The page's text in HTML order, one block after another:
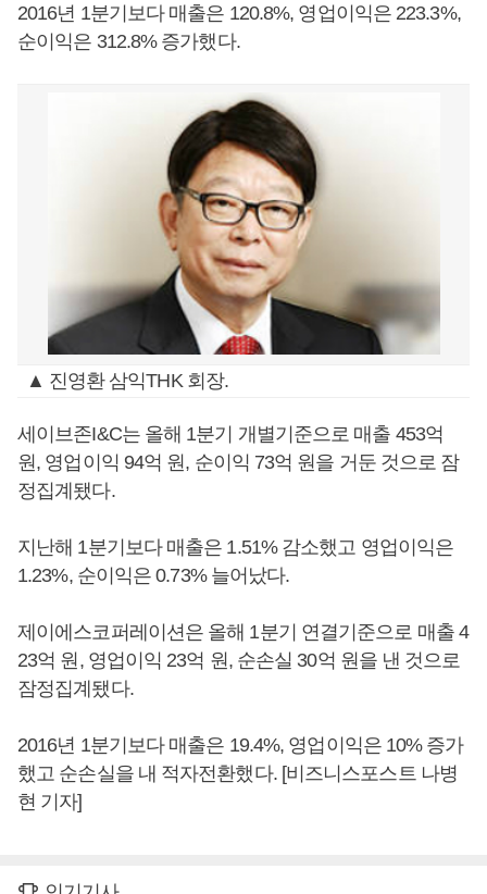
2016년 1분기보다 매출은 120.8%, 영업이익은 223.3%,
순이익은 312.8% 증가했다.
▲ 진영환 삼익THK 회장.
세이브존I&C는 올해 1분기 개별기준으로 매출 453억
원, 영업이익 94억 원, 순이익 73억 원을 거둔 것으로 잠
정집계됐다.
지난해 1분기보다 매출은 1.51% 감소했고 영업이익은
1.23%, 순이익은 0.73% 늘어났다.
제이에스코퍼레이션은 올해 1분기 연결기준으로 매출 4
23억 원, 영업이익 23억 원, 순손실 30억 원을 낸 것으로
잠정집계됐다.
2016년 1분기보다 매출은 19.4%, 영업이익은 10% 증가
했고 순손실을 내 적자전환했다. [비즈니스포스트 나병
현 기자]